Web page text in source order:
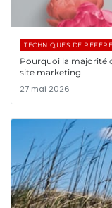
TECHNIQUES DE
Pourquoi la majorité
site marketing
27 mai 2026